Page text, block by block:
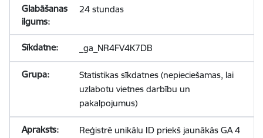
24 stundas
_ga_NR4FV4K7DB
Statistikas sīkdatnes (nepieciešamas, lai
uzlabotu vietnes darbību un
pakalpojumus)
Reģistrē unikālu ID priekš jaunākās GA 4